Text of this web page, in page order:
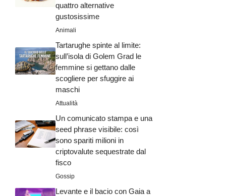
quattro alternative
gustosissime
Animali
Tartarughe spinte al limite:
sull’isola di Golem Grad le
femmine si gettano dalle
scogliere per sfuggire ai
maschi
Attualità
Un comunicato stampa e una
seed phrase visibile: così
sono spariti milioni in
criptovalute sequestrate dal
fisco
Gossip
Levante e il bacio con Gaia a